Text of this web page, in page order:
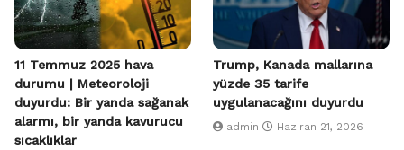
11 Temmuz 2025 hava
durumu | Meteoroloji
duyurdu: Bir yanda sağanak
alarmı, bir yanda kavurucu
sıcaklıklar
Trump, Kanada mallarına
yüzde 35 tarife
uygulanacağını duyurdu
admin Haziran 21, 2026